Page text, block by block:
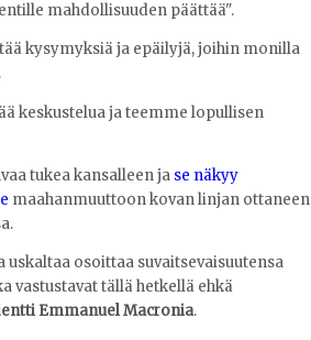
mahdollisuuden päättää".
kysymyksiä ja epäilyjä, joihin monilla
keskustelua ja teemme lopullisen
tukea kansalleen ja se näkyy
maahanmuuttoon kovan linjan ottaneen
osoittaa suvaitsevaisuutensa
vastustavat tällä hetkellä ehkä
Emmanuel Macronia.